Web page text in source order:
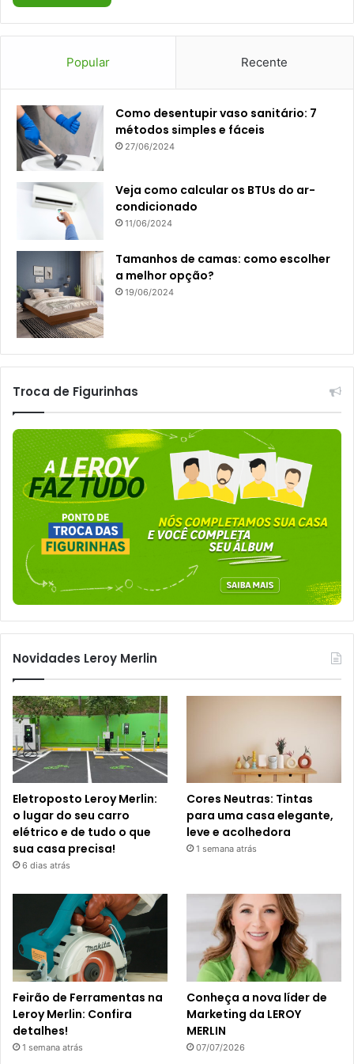
Popular Recente
Como desentupir vaso sanitário: 7
métodos simples e fáceis
27/06/2024
Veja como calcular os BTUs do ar-
condicionado
11/06/2024
Tamanhos de camas: como escolher
a melhor opção?
19/06/2024
Troca de Figurinhas
Novidades Leroy Merlin
Eletroposto Leroy Merlin:
o lugar do seu carro
elétrico e de tudo o que
sua casa precisa!
6 dias atrás
Cores Neutras: Tintas
para uma casa elegante,
leve e acolhedora
1 semana atrás
Feirão de Ferramentas na
Leroy Merlin: Confira
detalhes!
1 semana atrás
Conheça a nova líder de
Marketing da LEROY
MERLIN
07/07/2026